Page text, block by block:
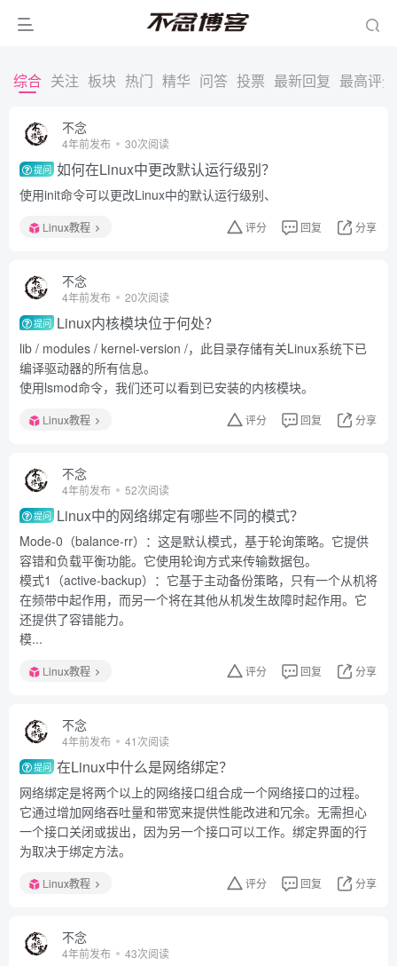
综合 关注 板块 热门 精华 问答 投票 最新回复 最高评分
不念
4年前发布 30次阅读
提问 如何在Linux中更改默认运行级别？
使用init命令可以更改Linux中的默认运行级别、
Linux教程 评分 回复 分享
不念
4年前发布 20次阅读
提问 Linux内核模块位于何处？
lib / modules / kernel-version /，此目录存储有关Linux系统下已
编译驱动器的所有信息。
使用lsmod命令，我们还可以看到已安装的内核模块。
Linux教程 评分 回复 分享
不念
4年前发布 52次阅读
提问 Linux中的网络绑定有哪些不同的模式？
Mode-0（balance-rr）：这是默认模式，基于轮询策略。它提供
容错和负载平衡功能。它使用轮询方式来传输数据包。
模式1（active-backup）：它基于主动备份策略，只有一个从机将
在频带中起作用，而另一个将在其他从机发生故障时起作用。它
还提供了容错能力。
模...
Linux教程 评分 回复 分享
不念
4年前发布 41次阅读
提问 在Linux中什么是网络绑定？
网络绑定是将两个以上的网络接口组合成一个网络接口的过程。
它通过增加网络吞吐量和带宽来提供性能改进和冗余。无需担心
一个接口关闭或拔出，因为另一个接口可以工作。绑定界面的行
为取决于绑定方法。
Linux教程 评分 回复 分享
不念
4年前发布 43次阅读